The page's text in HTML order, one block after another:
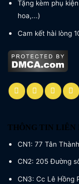
Tặng kèm phụ
hoa,...)
Cam kết hài lòng
THÔNG TIN LIÊN
CN1: 77 Tân
CN2: 205 Đường
CN3: Cc Lê Hồng